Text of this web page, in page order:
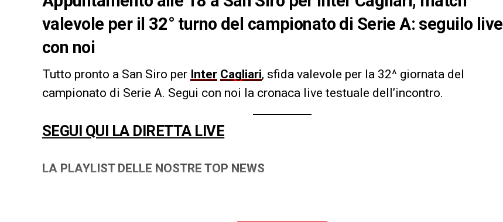
valevole per il 32° turno del campionato di Serie A: seguilo live
con noi
Tutto pronto a San Siro per Inter Cagliari, sfida valevole per la 32^ giornata del
campionato di Serie A. Segui con noi la cronaca live testuale dell’incontro.
SEGUI QUI LA DIRETTA LIVE
LA PLAYLIST DELLE NOSTRE TOP NEWS